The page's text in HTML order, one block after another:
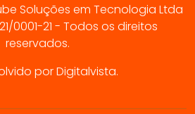
Soluções em Tecnologia Ltda
0001-21 - Todos os direitos
reservados.
por Digitalvista.